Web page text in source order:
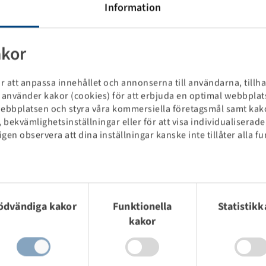
Information
att anpassa innehållet och annonserna till användarna,
kakor (cookies) för att erbjuda en optimal
och styra våra kommersiella företagsmål samt
eller för att visa
observera att dina inställningar kanske inte tillåter alla
kakor
Funktionella
kakor